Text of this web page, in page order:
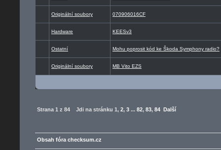
Originální soubory 070906016CF
Hardware KEESv3
Ostatní Mohu poprosit kód ke Škoda Symphony radio?
Originální soubory MB Vito EZS
Strana 1 z 84 Jdi na stránku 1, 2, 3 ... 82, 83, 84 Další
Obsah fóra checksum.cz